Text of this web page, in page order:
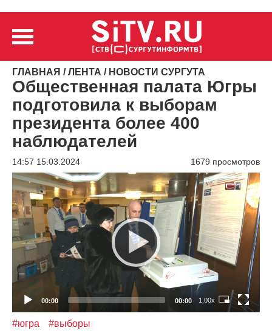
ГЛАВНАЯ /ЛЕНТА / НОВОСТИ СУРГУТА
Общественная палата Югры
подготовила к выборам
президента более 400
наблюдателей
14:57 15.03.2024 1679 просмотров
Видеоплеер
00:00 00:00 1.00x
#югра #выборы